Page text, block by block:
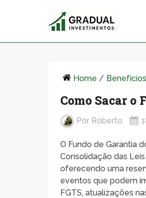
Home /
Como Sacar o
Por Roberto
O Fundo de Garantia
Consolidação das
oferecendo uma
eventos que podem
FGTS, atualizações